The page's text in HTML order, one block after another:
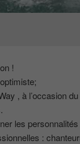
!
, à l’occasion
les
: